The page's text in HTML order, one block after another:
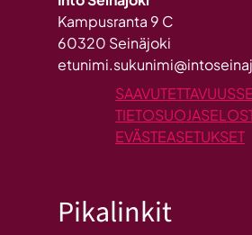
Kampusranta 9 C
60320 Seinäjoki
EVÄSTEASETUKSET
Pikalinkit